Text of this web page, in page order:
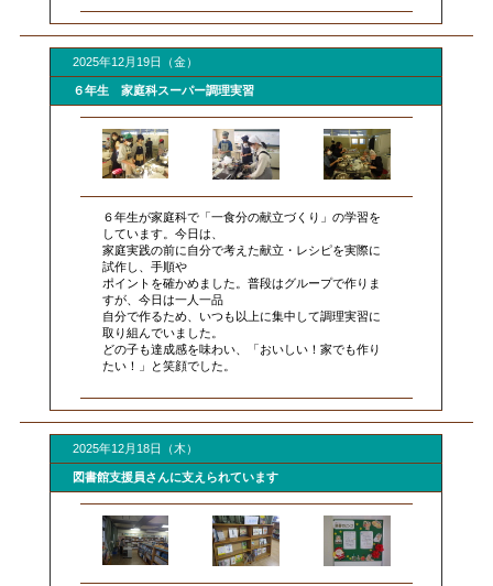
2025年12月19日（金）
６年生 家庭科スーパー調理実習
６年生が家庭科で「一食分の献立づくり」の学習を
しています。今日は、
家庭実践の前に自分で考えた献立・レシピを実際に
試作し、手順や
ポイントを確かめました。普段はグループで作りま
すが、今日は一人一品
自分で作るため、いつも以上に集中して調理実習に
取り組んでいました。
どの子も達成感を味わい、「おいしい！家でも作り
たい！」と笑顔でした。
2025年12月18日（木）
図書館支援員さんに支えられています